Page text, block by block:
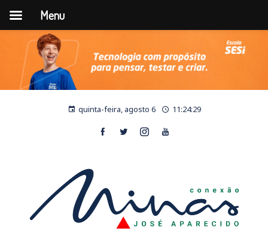
quinta-feira, agosto 6 11:24:29
Menu